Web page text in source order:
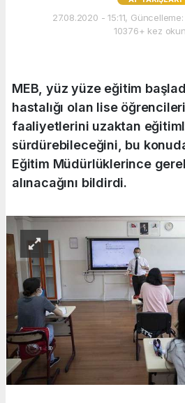
27.08.2020 - 15:11,
10376+ kez
MEB, yüz yüze eğitim
hastalığı olan lise
faaliyetlerini uzaktan
sürdürebileceğini, bu
Eğitim Müdürlüklerince
alınacağını bildirdi.